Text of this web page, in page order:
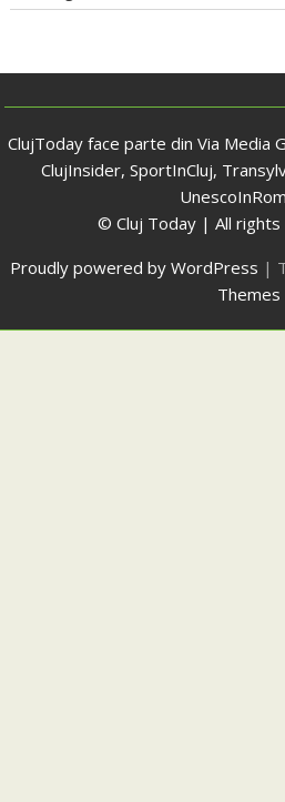
ClujToday face parte din Via Media
ClujInsider, SportInCluj,
© Cluj Today | All
Proudly powered by WordPress |
Themes